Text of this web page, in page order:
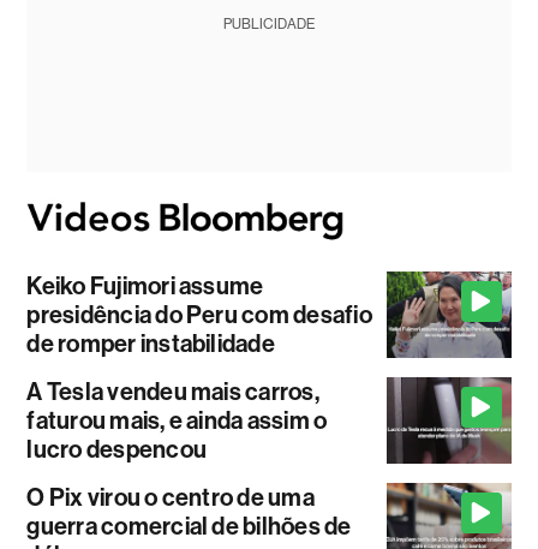
PUBLICIDADE
Keiko Fujimori assume
presidência do Peru com desafio
de romper instabilidade
A Tesla vendeu mais carros,
faturou mais, e ainda assim o
lucro despencou
O Pix virou o centro de uma
guerra comercial de bilhões de